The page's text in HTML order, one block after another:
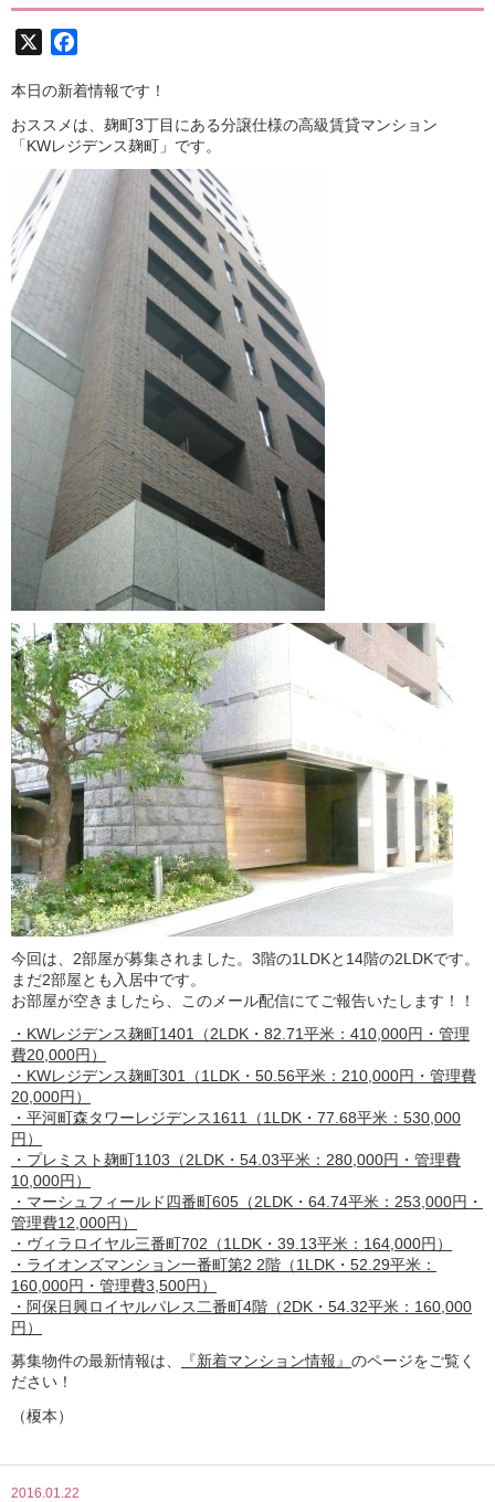
本日の新着情報です！
おススメは、麹町3丁目にある分譲仕様の高級賃貸マンション
「KWレジデンス麹町」です。
今回は、2部屋が募集されました。3階の1LDKと14階の2LDKです。
まだ2部屋とも入居中です。
お部屋が空きましたら、このメール配信にてご報告いたします！！
・KWレジデンス麹町1401（2LDK・82.71平米：410,000円・管理
費20,000円）
・KWレジデンス麹町301（1LDK・50.56平米：210,000円・管理費
20,000円）
・平河町森タワーレジデンス1611（1LDK・77.68平米：530,000
円）
・プレミスト麹町1103（2LDK・54.03平米：280,000円・管理費
10,000円）
・マーシュフィールド四番町605（2LDK・64.74平米：253,000円・
管理費12,000円）
・ヴィラロイヤル三番町702（1LDK・39.13平米：164,000円）
・ライオンズマンション一番町第2 2階（1LDK・52.29平米：
160,000円・管理費3,500円）
・阿保日興ロイヤルパレス二番町4階（2DK・54.32平米：160,000
円）
募集物件の最新情報は、
『新着マンション情報』 のページをご覧く
ださい！
（榎本）
2016.01.22